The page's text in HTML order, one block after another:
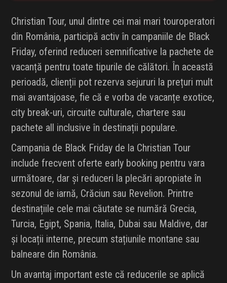
Christian Tour, unul dintre cei mai mari touroperatori
din România, participă activ în campaniile de Black
Friday, oferind reduceri semnificative la pachete de
vacanță pentru toate tipurile de călători. În această
perioadă, clienții pot rezerva sejururi la prețuri mult
mai avantajoase, fie că e vorba de vacanțe exotice,
city break-uri, circuite culturale, chartere sau
pachete all inclusive în destinații populare.
Campania de Black Friday de la Christian Tour
include frecvent oferte early booking pentru vara
următoare, dar și reduceri la plecări apropiate în
sezonul de iarnă, Crăciun sau Revelion. Printre
destinațiile cele mai căutate se numără Grecia,
Turcia, Egipt, Spania, Italia, Dubai sau Maldive, dar
și locații interne, precum stațiunile montane sau
balneare din România.
Un avantaj important este că reducerile se aplică